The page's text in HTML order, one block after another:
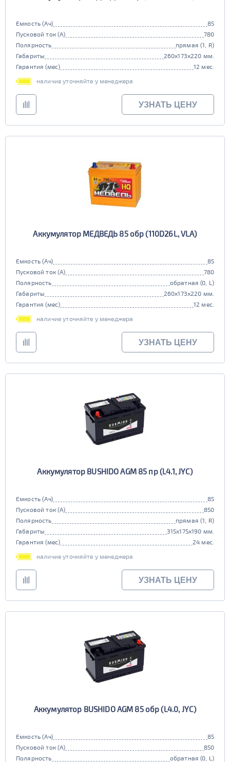
Емкость (Ач)
85
Пусковой ток (А)
780
Полярность
прямая (1, R)
Габариты
260x173x220 мм.
Гарантия (мес)
12 мес.
наличие уточняйте у менеджера
УЗНАТЬ ЦЕНУ
Аккумулятор МЕДВЕДЬ 85 обр (110D26L, VLA)
Емкость (Ач)
85
Пусковой ток (А)
780
Полярность
обратная (0, L)
Габариты
260x173x220 мм.
Гарантия (мес)
12 мес.
наличие уточняйте у менеджера
УЗНАТЬ ЦЕНУ
Аккумулятор BUSHIDO AGM 85 пр (L4.1, JYC)
Емкость (Ач)
85
Пусковой ток (А)
850
Полярность
прямая (1, R)
Габариты
315x175x190 мм.
Гарантия (мес)
24 мес.
наличие уточняйте у менеджера
УЗНАТЬ ЦЕНУ
Аккумулятор BUSHIDO AGM 85 обр (L4.0, JYC)
Емкость (Ач)
85
Пусковой ток (А)
850
Полярность
обратная (0, L)